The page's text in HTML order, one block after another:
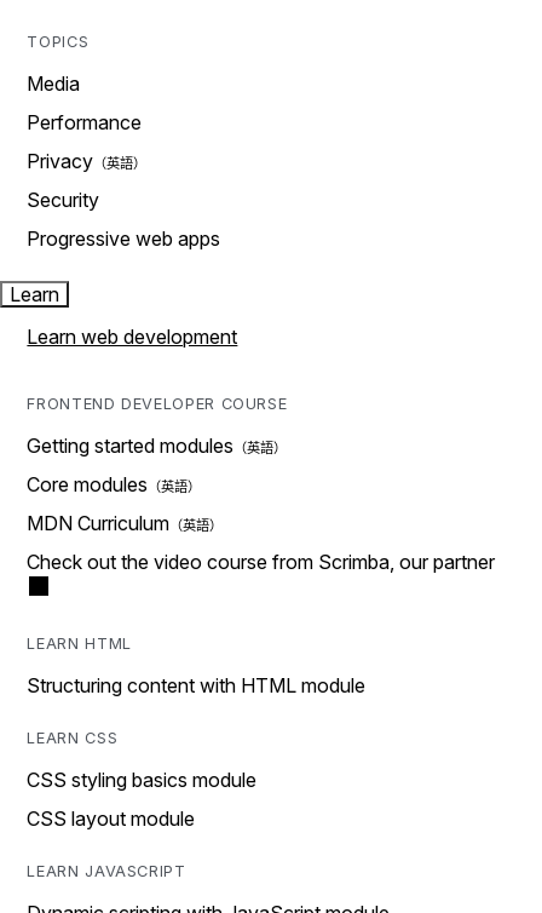
TOPICS
Media
Performance
Privacy
Security
Progressive web apps
Learn
Learn web development
FRONTEND DEVELOPER COURSE
Getting started modules
Core modules
MDN Curriculum
Check out the video course from Scrimba, our partner
LEARN HTML
Structuring content with HTML module
LEARN CSS
CSS styling basics module
CSS layout module
LEARN JAVASCRIPT